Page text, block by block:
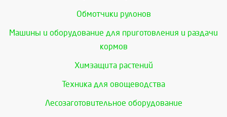
Обмотчики рулонов
Машины и оборудование для приготовления и раздачи
кормов
Химзащита растений
Техника для овощеводства
Лесозаготовительное оборудование